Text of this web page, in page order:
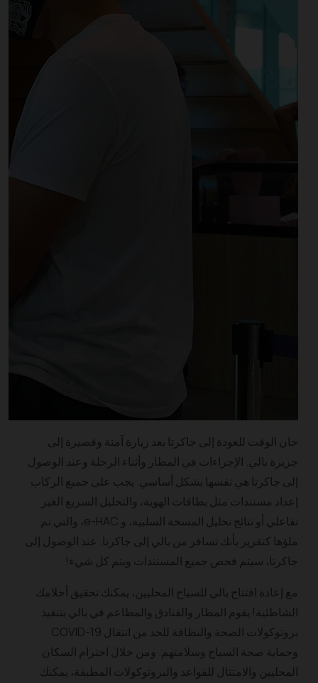
حان الوقت للعودة إلى جاكرتا بعد زيارة آمنة وقصيرة إلى
جزيرة بالي. الإجراءات في المطار وأثناء الرحلة وعند الوصول
إلى جاكرتا هي نفسها بشكل أساسي. يجب على جميع الركاب
إعداد مستندات مثل بطاقات الهوية، والتحليل السريع الغير
تفاعلي أو نتائج تحليل المسحة السلبية، و e-HAC، والتي تم
ملؤها كتقرير بأنك تسافر من بالي إلى جاكرتا. عند الوصول إلى
جاكرتا، سيتم فحص جميع المستندات ويتم كل شيء!
مع إعادة افتتاح بالي للسياح المحليين، يمكنك تحقيق أحلامك
الشاطئية! يقوم المطار والفنادق والمطاعم في بالي بتنفيذ
بروتوكولات الصحة والنظافة للحد من انتقال COVID-19
وحماية صحة السياح وسلامتهم. ومن خلال احترام السكان
المحليين والامتثال للقواعد والبروتوكولات المطبقة، يمكنك